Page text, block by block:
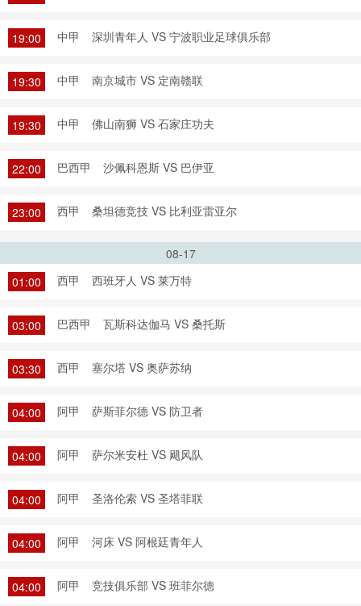
19:00 中甲 深圳青年人 VS 宁波职业足球俱乐部
19:30 中甲 南京城市 VS 定南赣联
19:30 中甲 佛山南狮 VS 石家庄功夫
22:00 巴西甲 沙佩科恩斯 VS 巴伊亚
23:00 西甲 桑坦德竞技 VS 比利亚雷亚尔
08-17
01:00
西甲 西班牙人 VS 莱万特
03:00 巴西甲 瓦斯科达伽马 VS 桑托斯
03:30 西甲 塞尔塔 VS 奥萨苏纳
04:00 阿甲 萨斯菲尔德 VS 防卫者
04:00 阿甲 萨尔米安杜 VS 飓风队
04:00 阿甲 圣洛伦索 VS 圣塔菲联
04:00 阿甲 河床 VS 阿根廷青年人
04:00 阿甲 竞技俱乐部 VS 班菲尔德